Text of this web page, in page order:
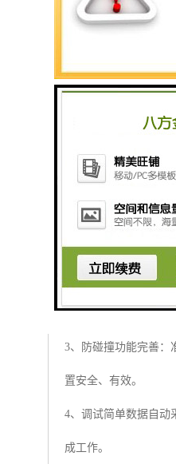
吊钩可视化的产品优势
1、功能齐全：本系
2、力矩曲线丰富：本
3、防碰撞功能完善：
置安全、有效。
4、调试简单数据自动
成工作。